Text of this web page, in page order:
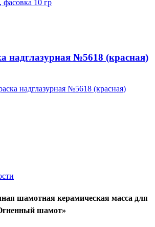
надглазурная №5618 (красная)
шамотная керамическая масса для
шамот»